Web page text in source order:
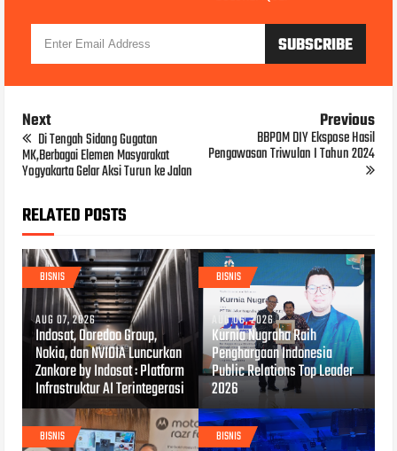
Next
Di Tengah Sidang Gugatan
MK,Berbagai Elemen Masyarakat
Yogyakarta Gelar Aksi Turun ke Jalan
Previous
BBPOM DIY Ekspose Hasil
Pengawasan Triwulan I Tahun 2024
RELATED POSTS
BISNIS
AUG 07, 2026
Indosat, Ooredoo Group,
Nokia, dan NVIDIA Luncurkan
Zankore by Indosat : Platform
Infrastruktur AI Terintegerasi
BISNIS
AUG 06, 2026
Kurnia Nugraha Raih
Penghargaan Indonesia
Public Relations Top Leader
2026
BISNIS BISNIS